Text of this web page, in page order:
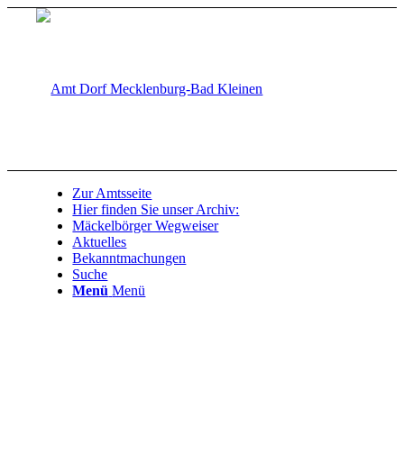
Zur Amtsseite
Hier finden Sie unser Archiv:
Mäckelbörger Wegweiser
Aktuelles
Bekanntmachungen
Suche
Menü Menü